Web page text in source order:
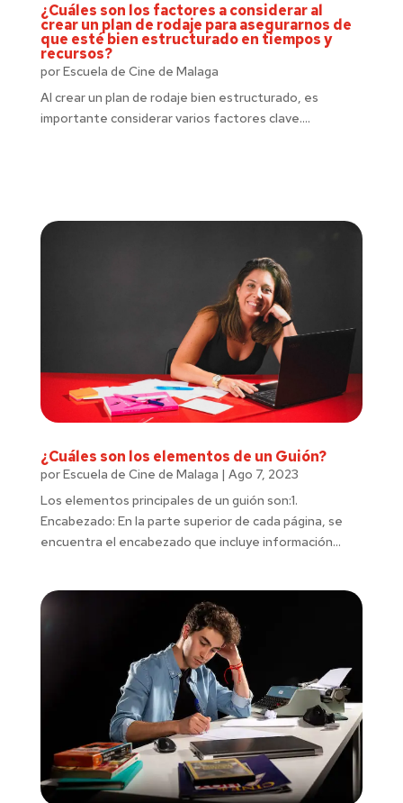
¿Cuáles son los factores a considerar al
crear un plan de rodaje para asegurarnos de
que esté bien estructurado en tiempos y
recursos?
porEscuela de Cine de Malaga
Al crear un plan de rodaje bien estructurado, es
importante considerar varios factores clave....
¿Cuáles son los elementos de un Guión?
porEscuela de Cine de Malaga | Ago 7, 2023
Los elementos principales de un guión son:1.
Encabezado: En la parte superior de cada página, se
encuentra el encabezado que incluye información...